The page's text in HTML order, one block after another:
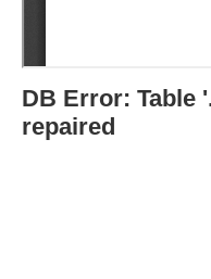
DB Error: Table
repaired